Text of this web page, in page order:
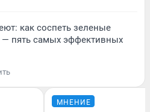
как соспеть зеленые
пять самых эффективных
МНЕНИЕ